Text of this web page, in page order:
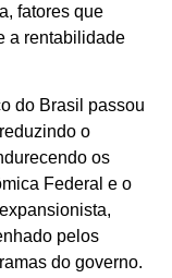
fatores que
a rentabilidade
do Brasil passou
o
os
Federal e o
pelos
do governo.